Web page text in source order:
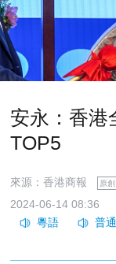
安永：香港
TOP5
來源：香港商報 原創
2024-06-14 08:36